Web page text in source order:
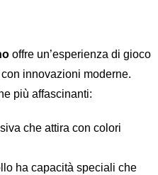
offre un’esperienza di gioco
innovazioni moderne.
più affascinanti:
che attira con colori
ha capacità speciali che